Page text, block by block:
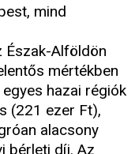
mind
Észak-Alföldön
mértékben
hazai régiók
(221 ezer Ft),
alacsony
bérleti díj. Az